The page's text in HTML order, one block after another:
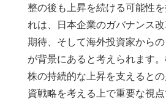
整の後も上昇を続ける可能性
れは、日本企業のガバナンス
期待、そして海外投資家から
が背景にあると考えられます
株の持続的な上昇を支えると
資戦略を考える上で重要な視点